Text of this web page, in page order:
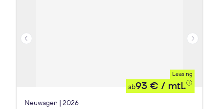
Leasing
ab93 € / mtl.
Neuwagen | 2026